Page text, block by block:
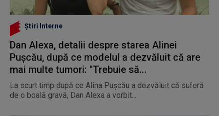
Știri Interne
Dan Alexa, detalii despre starea Alinei
Pușcău, după ce modelul a dezvăluit că are
mai multe tumori: "Trebuie să...
La scurt timp după ce Alina Pușcău a dezvăluit că suferă
de o boală gravă, Dan Alexa a vorbit...